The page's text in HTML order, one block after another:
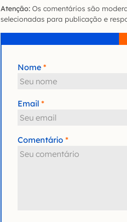
Atenção: Os comentários são
selecionadas para publicação e
Nome
Email
Comentário